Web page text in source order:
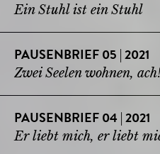
Ein Stuhl ist ein Stuhl
PAUSENBRIEF 05 | 2021
Zwei Seelen wohnen,
PAUSENBRIEF 04 | 2021
Er liebt mich, er liebt